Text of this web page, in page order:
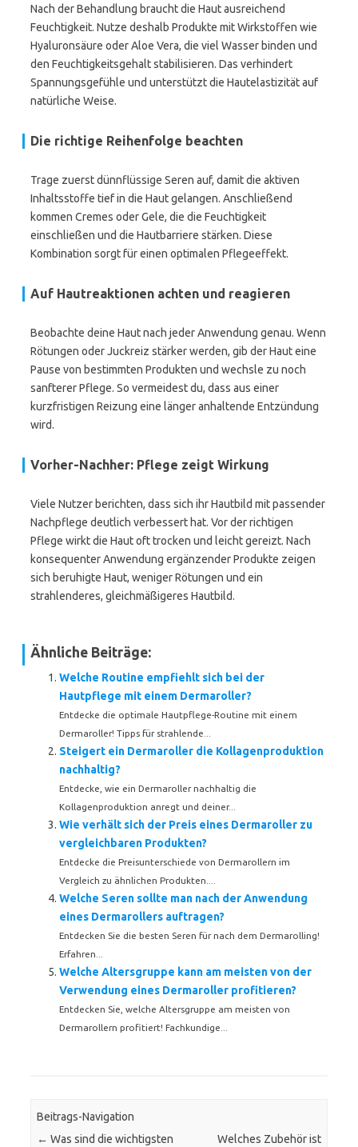
Nach der Behandlung braucht die Haut ausreichend
Feuchtigkeit. Nutze deshalb Produkte mit Wirkstoffen wie
Hyaluronsäure oder Aloe Vera, die viel Wasser binden und
den Feuchtigkeitsgehalt stabilisieren. Das verhindert
Spannungsgefühle und unterstützt die Hautelastizität auf
natürliche Weise.
Die richtige Reihenfolge beachten
Trage zuerst dünnflüssige Seren auf, damit die aktiven
Inhaltsstoffe tief in die Haut gelangen. Anschließend
kommen Cremes oder Gele, die die Feuchtigkeit
einschließen und die Hautbarriere stärken. Diese
Kombination sorgt für einen optimalen Pflegeeffekt.
Auf Hautreaktionen achten und reagieren
Beobachte deine Haut nach jeder Anwendung genau. Wenn
Rötungen oder Juckreiz stärker werden, gib der Haut eine
Pause von bestimmten Produkten und wechsle zu noch
sanfterer Pflege. So vermeidest du, dass aus einer
kurzfristigen Reizung eine länger anhaltende Entzündung
wird.
Vorher-Nachher: Pflege zeigt Wirkung
Viele Nutzer berichten, dass sich ihr Hautbild mit passender
Nachpflege deutlich verbessert hat. Vor der richtigen
Pflege wirkt die Haut oft trocken und leicht gereizt. Nach
konsequenter Anwendung ergänzender Produkte zeigen
sich beruhigte Haut, weniger Rötungen und ein
strahlenderes, gleichmäßigeres Hautbild.
Ähnliche Beiträge:
Welche Routine empfiehlt sich bei der
Hautpflege mit einem Dermaroller?
Entdecke die optimale Hautpflege-Routine mit einem
Dermaroller! Tipps für strahlende...
Steigert ein Dermaroller die Kollagenproduktion
nachhaltig?
Entdecke, wie ein Dermaroller nachhaltig die
Kollagenproduktion anregt und deiner...
Wie verhält sich der Preis eines Dermaroller zu
vergleichbaren Produkten?
Entdecke die Preisunterschiede von Dermarollern im
Vergleich zu ähnlichen Produkten....
Welche Seren sollte man nach der Anwendung
eines Dermarollers auftragen?
Entdecken Sie die besten Seren für nach dem Dermarolling!
Erfahren...
Welche Altersgruppe kann am meisten von der
Verwendung eines Dermaroller profitieren?
Entdecken Sie, welche Altersgruppe am meisten von
Dermarollern profitiert! Fachkundige...
Beitrags-Navigation
← Was sind die wichtigsten
Welches Zubehör ist